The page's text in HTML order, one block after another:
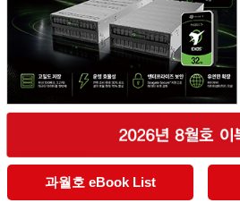
과월호 eBook List